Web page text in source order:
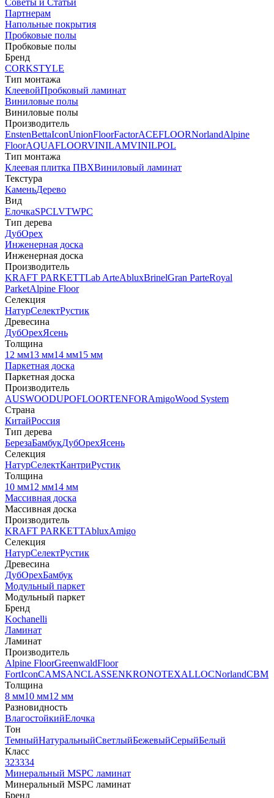
Советы и Статьи
Партнерам
Напольные покрытия
Пробковые полы
Пробковые полы
Бренд
CORKSTYLE
Тип монтажа
КлеевойПробковый ламинат
Виниловые полы
Виниловые полы
Производитель
EnstenBettaIconUnionFloorFactorACEFLOORNorlandAlpine
FloorAQUAFLOORVINILAMVINILPOL
Тип монтажа
Клеевая плитка ПВХВиниловый ламинат
Текстура
КаменьДерево
Вид
ЕлочкаSPCLVTWPC
Тип дерева
ДубОрех
Инженерная доска
Инженерная доска
Производитель
KRAFT PARKETTLab ArteAbluxBrinelGran ParteRoyal
ParketAlpine Floor
Селекция
НатурСелектРустик
Древесина
ДубОрехЯсень
Толщина
12 мм13 мм14 мм15 мм
Паркетная доска
Паркетная доска
Производитель
AUSWOODUPOFLOORTENFORAmigoWood System
Страна
КитайРоссия
Тип дерева
БерезаБамбукДубОрехЯсень
Селекция
НатурСелектКантриРустик
Толщина
10 мм12 мм14 мм
Массивная доска
Массивная доска
Производитель
KRAFT PARKETTAbluxAmigo
Селекция
НатурСелектРустик
Древесина
ДубОрехБамбук
Модульный паркет
Модульный паркет
Бренд
Kochanelli
Ламинат
Ламинат
Производитель
Alpine FloorGreenwaldFloor
FortIconCAMSANCLASSENKRONOTEXALLOCNorlandCBM
Толщина
8 мм10 мм12 мм
Разновидность
ВлагостойкийЕлочка
Тон
ТемныйНатуральныйСветлыйБежевыйСерыйБелый
Класс
323334
Минеральный MSPC ламинат
Минеральный MSPC ламинат
Бренд